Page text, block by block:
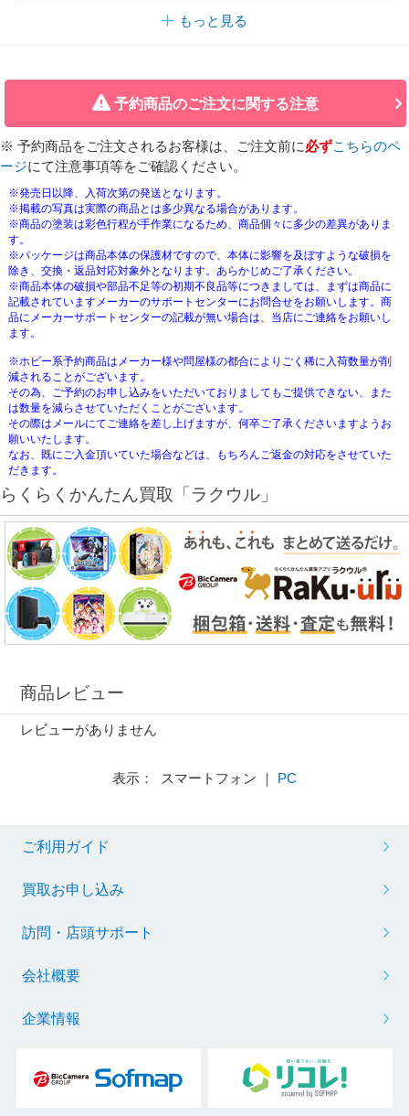
もっと見る
予約商品のご注文に関する注意
※ 予約商品をご注文されるお客様は、ご注文前に必ずこちらのペ
ージにて注意事項等をご確認ください。
※発売日以降、入荷次第の発送となります。
※掲載の写真は実際の商品とは多少異なる場合があります。
※商品の塗装は彩色行程が手作業になるため、商品個々に多少の差異がありま
す。
※パッケージは商品本体の保護材ですので、本体に影響を及ぼすような破損を
除き、交換・返品対応対象外となります。あらかじめご了承ください。
※商品本体の破損や部品不足等の初期不良品等につきましては、まずは商品に
記載されていますメーカーのサポートセンターにお問合せをお願いします。商
品にメーカーサポートセンターの記載が無い場合は、当店にご連絡をお願いし
ます。
※ホビー系予約商品はメーカー様や問屋様の都合によりごく稀に入荷数量が削
減されることがございます。
その為、ご予約のお申し込みをいただいておりましてもご提供できない、また
は数量を減らさせていただくことがございます。
その際はメールにてご連絡を差し上げますが、何卒ご了承くださいますようお
願いいたします。
なお、既にご入金頂いていた場合などは、もちろんご返金の対応をさせていた
だきます。
らくらくかんたん買取「ラクウル」
商品レビュー
レビューがありません
表示： スマートフォン ｜ PC
ご利用ガイド
買取お申し込み
訪問・店頭サポート
会社概要
企業情報